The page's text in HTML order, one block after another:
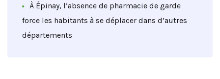
À Épinay, l’absence de pharmacie de garde
force les habitants à se déplacer dans d’autres
départements